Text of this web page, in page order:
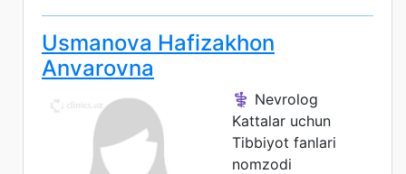
Usmanova Hafizakhon
Anvarovna
⚕️ Nevrolog
Kattalar uchun
Tibbiyot fanlari
nomzodi